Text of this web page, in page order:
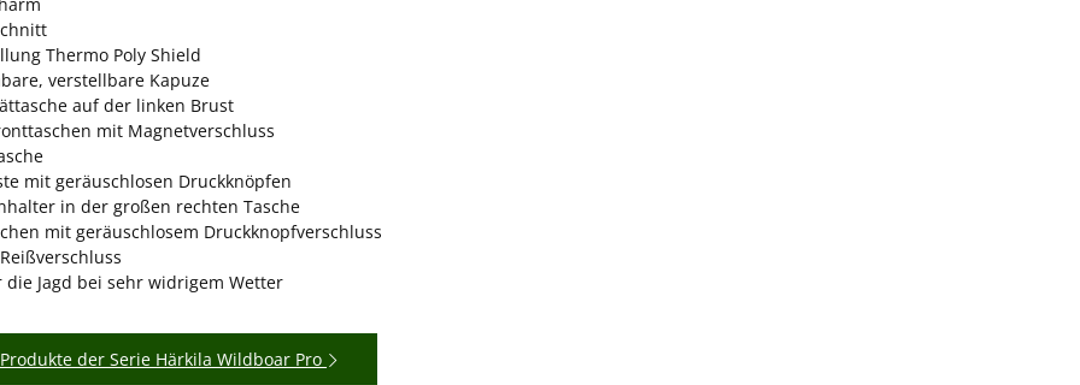
Thermo Poly Shield
verstellbare Kapuze
auf der linken Brust
mit Magnetverschluss
mit geräuschlosen Druckknöpfen
in der großen rechten Tasche
mit geräuschlosem Druckknopfverschluss
die Jagd bei sehr widrigem Wetter
der Serie Härkila Wildboar Pro